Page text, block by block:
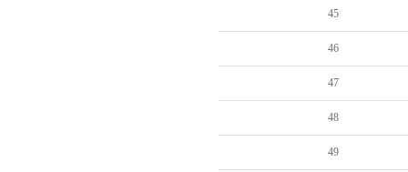
45
46
47
48
49